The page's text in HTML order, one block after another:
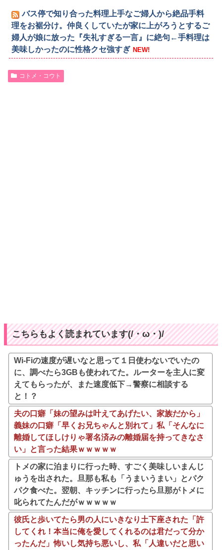
バス停で知り合った料理上手なご婦人から絶品手料
理をお裾分け。仲良くしていたが家に上がろうとするご
婦人が娘に放った『失礼すぎる一言』に絶句←手料理は
美味しかったのに性格クセ強すぎ NEW!
コトメ・コウト
こちらもよく読まれています(/・ω・)/
Wi-Fiの速度が遅いなと思って１日使わないでいたの
に、調べたら3GBも使われてた。ルーターを主人に変
えてもらったが、また速度低下→警察に相談する
と！？
夫の口癖「妹の望みは叶えてあげたい、家族だから」
義妹の口癖「早くお兄ちゃんと別れて」私「そんなに
離婚してほしけりゃ署名済みの離婚届を持ってきなさ
い」と言った結果ｗｗｗｗｗ
トメの家に泊まりに行った時、すごく美味しいまんじ
ゅうを出された。旦那も私も「うまいうまい」とパク
パク食べた。翌朝、キッチンに行ったら旦那がトメに
叱られてたんだがｗｗｗｗｗ
彼氏と歩いてたら男の人にいきなり土下座された「許
してくれ！本当に俺を愛してくれるのは君だって分か
ったんだ」怖いし気持ち悪いし、私「人違いだと思い